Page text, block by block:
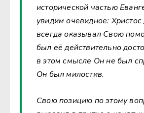
исторической частью
увидим очевидное: Христос
всегда оказывал Свою
был её действительно
в этом смысле Он не был
Он был милостив.
Свою позицию по этому